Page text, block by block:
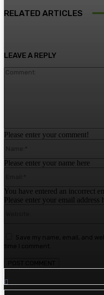
RELATED ARTICLES
LEAVE A REPLY
Please enter your comment!
Please enter your name here
You have entered an incorrect
Please enter your email address
Save my name, email, and
time I comment.